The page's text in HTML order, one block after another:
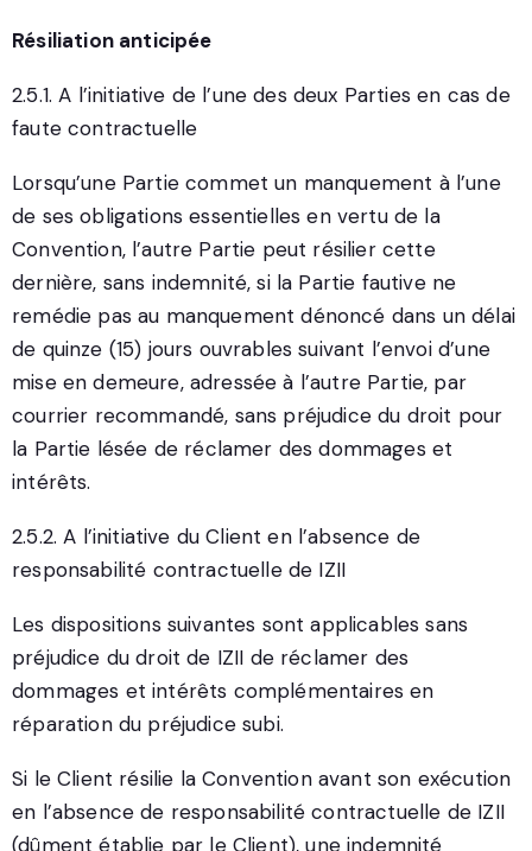
Résiliation anticipée
2.5.1. A l’initiative de l’une des deux Parties en cas de
faute contractuelle
Lorsqu’une Partie commet un manquement à l’une
de ses obligations essentielles en vertu de la
Convention, l’autre Partie peut résilier cette
dernière, sans indemnité, si la Partie fautive ne
remédie pas au manquement dénoncé dans un délai
de quinze (15) jours ouvrables suivant l’envoi d’une
mise en demeure, adressée à l’autre Partie, par
courrier recommandé, sans préjudice du droit pour
la Partie lésée de réclamer des dommages et
intérêts.
2.5.2. A l’initiative du Client en l’absence de
responsabilité contractuelle de IZII
Les dispositions suivantes sont applicables sans
préjudice du droit de IZII de réclamer des
dommages et intérêts complémentaires en
réparation du préjudice subi.
Si le Client résilie la Convention avant son exécution
en l’absence de responsabilité contractuelle de IZII
(dûment établie par le Client), une indemnité